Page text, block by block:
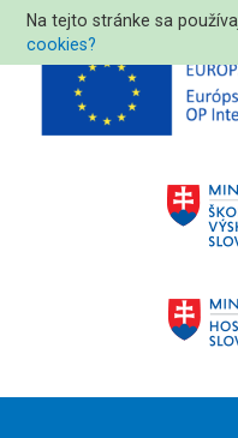
Na tejto stránke sa
cookies?